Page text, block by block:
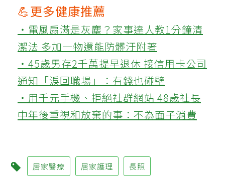
💪更多健康推薦
‧電風扇滿是灰塵？家事達人教1分鐘清
潔法 多加一物還能防髒汙附著
‧45歲男存2千萬提早退休 接信用卡公司
通知「淚回職場」：有錢也碰壁
‧用千元手機、拒絕社群網站 48歲社長
中年後重視和放棄的事：不為面子消費
居家醫療 居家護理 長照